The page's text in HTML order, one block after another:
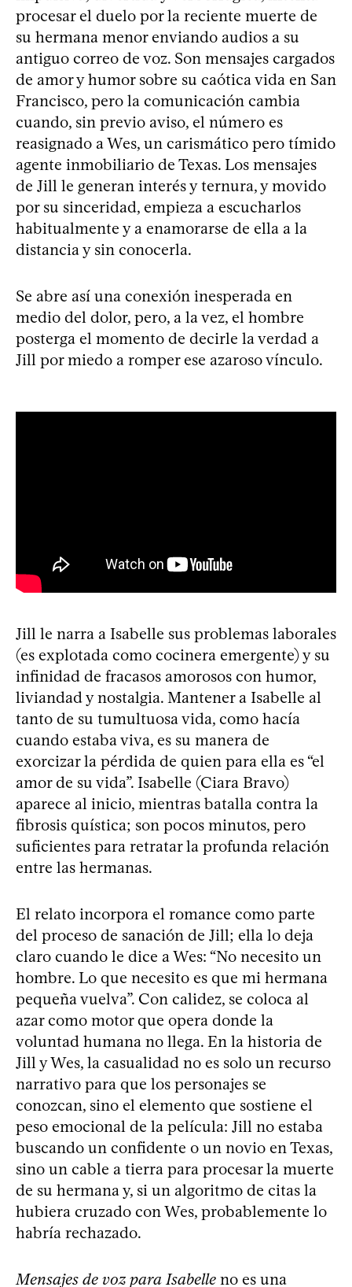
procesar el duelo por la reciente muerte de
su hermana menor enviando audios a su
antiguo correo de voz. Son mensajes cargados
de amor y humor sobre su caótica vida en San
Francisco, pero la comunicación cambia
cuando, sin previo aviso, el número es
reasignado a Wes, un carismático pero tímido
agente inmobiliario de Texas. Los mensajes
de Jill le generan interés y ternura, y movido
por su sinceridad, empieza a escucharlos
habitualmente y a enamorarse de ella a la
distancia y sin conocerla.
Se abre así una conexión inesperada en
medio del dolor, pero, a la vez, el hombre
posterga el momento de decirle la verdad a
Jill por miedo a romper ese azaroso vínculo.
Jill le narra a Isabelle sus problemas laborales
(es explotada como cocinera emergente) y su
infinidad de fracasos amorosos con humor,
liviandad y nostalgia. Mantener a Isabelle al
tanto de su tumultuosa vida, como hacía
cuando estaba viva, es su manera de
exorcizar la pérdida de quien para ella es “el
amor de su vida”. Isabelle (Ciara Bravo)
aparece al inicio, mientras batalla contra la
fibrosis quística; son pocos minutos, pero
suficientes para retratar la profunda relación
entre las hermanas.
El relato incorpora el romance como parte
del proceso de sanación de Jill; ella lo deja
claro cuando le dice a Wes: “No necesito un
hombre. Lo que necesito es que mi hermana
pequeña vuelva”. Con calidez, se coloca al
azar como motor que opera donde la
voluntad humana no llega. En la historia de
Jill y Wes, la casualidad no es solo un recurso
narrativo para que los personajes se
conozcan, sino el elemento que sostiene el
peso emocional de la película: Jill no estaba
buscando un confidente o un novio en Texas,
sino un cable a tierra para procesar la muerte
de su hermana y, si un algoritmo de citas la
hubiera cruzado con Wes, probablemente lo
habría rechazado.
Mensajes de voz para Isabelle no es una